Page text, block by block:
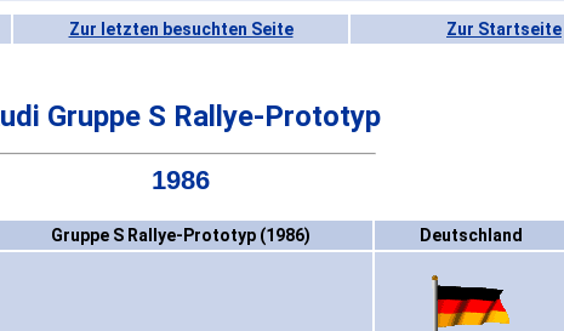
Zur letzten besuchten Seite Zur Startseite
Gruppe S Rallye-Prototyp
1986
Gruppe S Rallye-Prototyp (1986) Deutschland